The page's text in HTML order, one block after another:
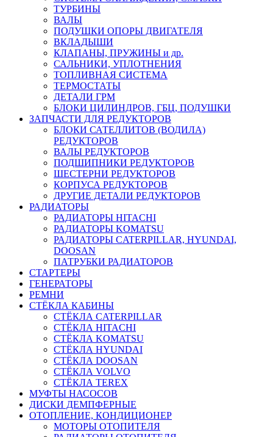
ТУРБИНЫ
ВАЛЫ
ПОДУШКИ ОПОРЫ ДВИГАТЕЛЯ
ВКЛАДЫШИ
КЛАПАНЫ, ПРУЖИНЫ и др.
САЛЬНИКИ, УПЛОТНЕНИЯ
ТОПЛИВНАЯ СИСТЕМА
ТЕРМОСТАТЫ
ДЕТАЛИ ГРМ
БЛОКИ ЦИЛИНДРОВ, ГБЦ, ПОДУШКИ
ЗАПЧАСТИ ДЛЯ РЕДУКТОРОВ
БЛОКИ САТЕЛЛИТОВ (ВОДИЛА)
РЕДУКТОРОВ
ВАЛЫ РЕДУКТОРОВ
ПОДШИПНИКИ РЕДУКТОРОВ
ШЕСТЕРНИ РЕДУКТОРОВ
КОРПУСА РЕДУКТОРОВ
ДРУГИЕ ДЕТАЛИ РЕДУКТОРОВ
РАДИАТОРЫ
РАДИАТОРЫ HITACHI
РАДИАТОРЫ KOMATSU
РАДИАТОРЫ CATERPILLAR, HYUNDAI,
DOOSAN
ПАТРУБКИ РАДИАТОРОВ
СТАРТЕРЫ
ГЕНЕРАТОРЫ
РЕМНИ
СТЁКЛА КАБИНЫ
СТЁКЛА CATERPILLAR
СТЁКЛА HITACHI
СТЁКЛА KOMATSU
СТЁКЛА HYUNDAI
СТЁКЛА DOOSAN
СТЁКЛА VOLVO
СТЁКЛА TEREX
МУФТЫ НАСОСОВ
ДИСКИ ДЕМПФЕРНЫЕ
ОТОПЛЕНИЕ, КОНДИЦИОНЕР
МОТОРЫ ОТОПИТЕЛЯ